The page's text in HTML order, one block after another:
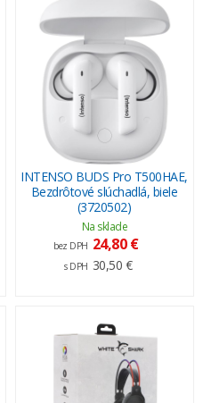
INTENSO BUDS Pro T500HAE,
Bezdrôtové slúchadlá, biele
(3720502)
Na sklade
bez DPH 24,80 €
s DPH 30,50 €